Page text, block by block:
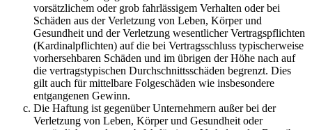
vorsätzlichem oder grob fahrlässigem Verhalten oder bei
Schäden aus der Verletzung von Leben, Körper und
Gesundheit und der Verletzung wesentlicher Vertragspflichten
(Kardinalpflichten) auf die bei Vertragsschluss typischerweise
vorhersehbaren Schäden und im übrigen der Höhe nach auf
die vertragstypischen Durchschnittsschäden begrenzt. Dies
gilt auch für mittelbare Folgeschäden wie insbesondere
entgangenen Gewinn.
Die Haftung ist gegenüber Unternehmern außer bei der
Verletzung von Leben, Körper und Gesundheit oder